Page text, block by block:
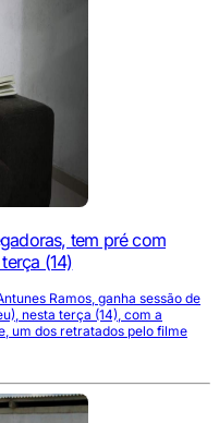
tem pré com
(14)
Ramos, ganha sessão de
nesta terça (14), com a
um dos retratados pelo filme